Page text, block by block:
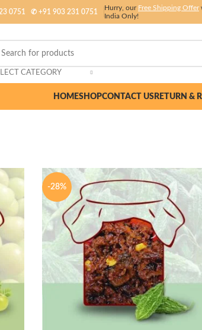
0751 ✆ +91 903 231 0751
Hurry, our Free Shipping Offer
India Only!
CATEGORY
HOMESHOPCONTACT USRETURN &
-28%